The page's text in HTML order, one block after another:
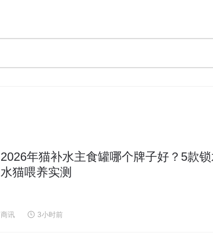
2026年猫补水主食罐哪个牌子好？5款
水猫喂养实测
商讯 3小时前